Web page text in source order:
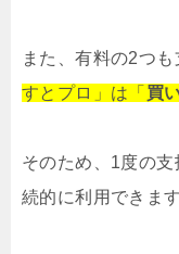
また、有料の2つ
すとプロ」は「 買
そのため、1度の
続的に利用できます